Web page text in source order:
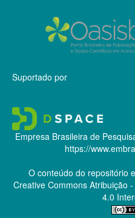
Suportado por
Empresa Brasileira de
https://
O conteúdo do repositório
Creative CommonsAtribuição -
4.0